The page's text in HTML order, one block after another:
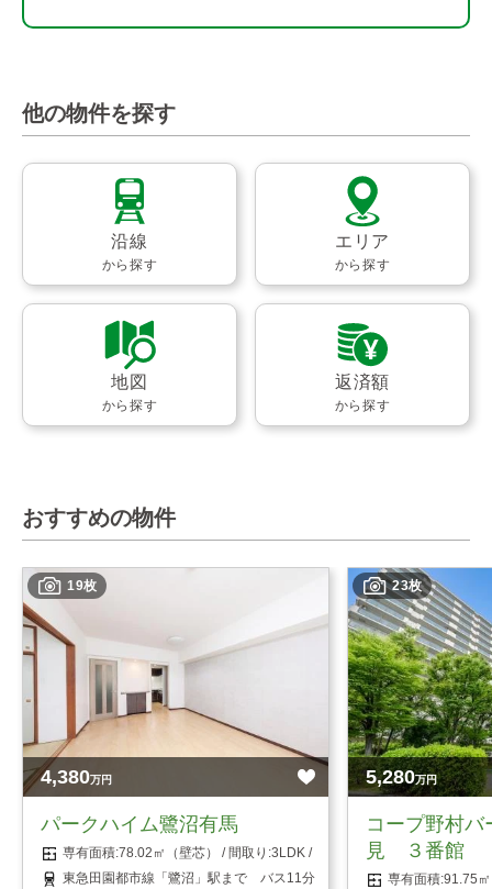
他の物件を探す
沿線
から探す
エリア
から探す
地図
から探す
返済額
から探す
おすすめの物件
19枚
4,380万円
パークハイム鷺沼有馬
78.02㎡（壁芯）
3LDK
東急田園都市線「鷺沼」駅まで バス11分 「中有馬」停まで 徒歩3
23枚
5,280万円
コープ野村バ
見 ３番館
91.75